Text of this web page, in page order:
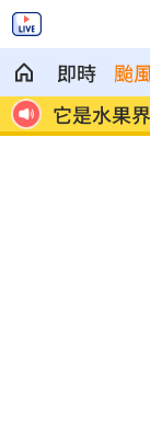
即時 颱
這
它是水果
便